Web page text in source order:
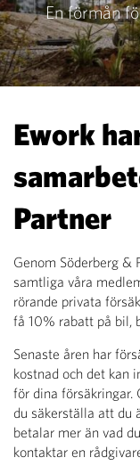
En förmån
Ework
Partner
Genom Söderberg &
samtliga våra
rörande privata
få 10% rabatt på bil,
Senaste åren har
kostnad och det kan
för dina försäkringar.
du säkerställa att du
betalar mer än vad
kontaktar en